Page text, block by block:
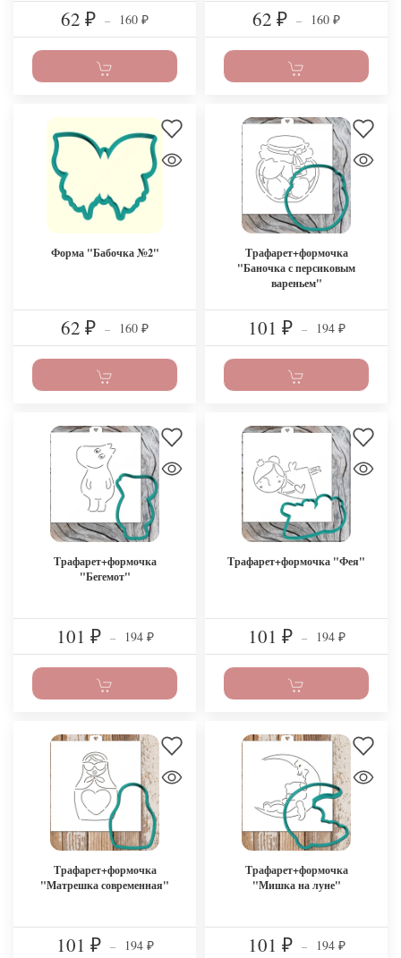
62 ₽ – 160 ₽ 62 ₽ – 160 ₽
Форма "Бабочка №2"
62 ₽ – 160 ₽
Трафарет+формочка
"Баночка с персиковым
вареньем"
101 ₽ – 194 ₽
Трафарет+формочка
"Бегемот"
101 ₽ – 194 ₽
Трафарет+формочка "Фея"
101 ₽ – 194 ₽
Трафарет+формочка
"Матрешка современная"
101 ₽ – 194 ₽
Трафарет+формочка
"Мишка на луне"
101 ₽ – 194 ₽